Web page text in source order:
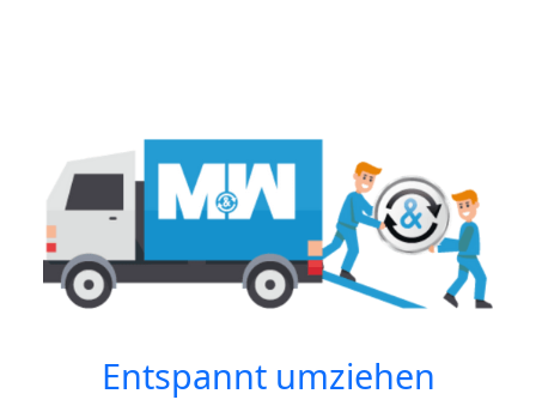
Entspannt umziehen